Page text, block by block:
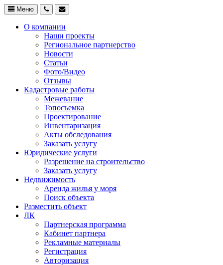
Меню
О компании
Наши проекты
Региональное партнерство
Новости
Статьи
Фото/Видео
Отзывы
Кадастровые работы
Межевание
Топосъемка
Проектирование
Инвентаризация
Акты обследования
Заказать услугу
Юридические услуги
Разрешение на строительство
Заказать услугу
Недвижимость
Аренда жилья у моря
Поиск объекта
Разместить объект
ЛК
Партнерская программа
Кабинет партнера
Рекламные материалы
Регистрация
Авторизация